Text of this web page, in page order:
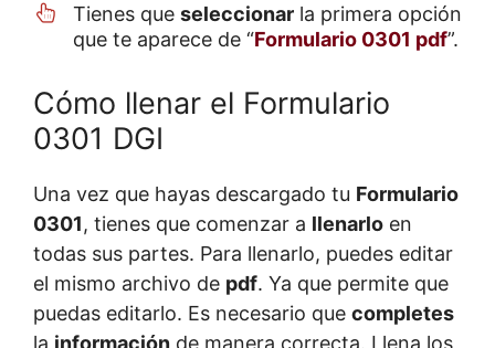
Tienes que seleccionar la primera opción
que te aparece de “Formulario 0301 pdf”.
Cómo llenar el Formulario
0301 DGI
Una vez que hayas descargado tu Formulario
0301, tienes que comenzar a llenarlo en
todas sus partes. Para llenarlo, puedes editar
el mismo archivo de pdf. Ya que permite que
puedas editarlo. Es necesario que completes
la información de manera correcta. Llena los